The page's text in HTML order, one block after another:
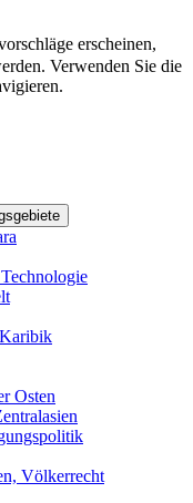
erscheinen,
Verwenden Sie die
Osten
Völkerrecht